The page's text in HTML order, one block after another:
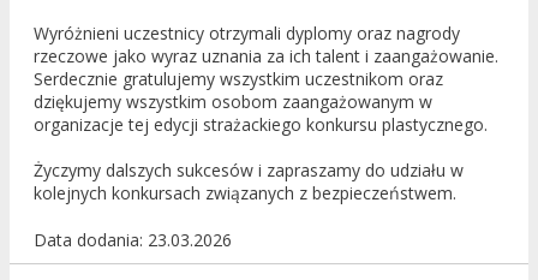
Wyróżnieni uczestnicy otrzymali dyplomy oraz nagrody
rzeczowe jako wyraz uznania za ich talent i zaangażowanie.
Serdecznie gratulujemy wszystkim uczestnikom oraz
dziękujemy wszystkim osobom zaangażowanym w
organizacje tej edycji strażackiego konkursu plastycznego.
Życzymy dalszych sukcesów i zapraszamy do udziału w
kolejnych konkursach związanych z bezpieczeństwem.
Data dodania 23.03.2026